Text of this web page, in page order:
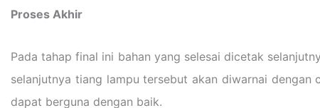
Proses Akhir
Pada tahap final ini bahan yang selesai dicetak
selanjutnya tiang lampu tersebut akan diwarnai
dapat berguna dengan baik.